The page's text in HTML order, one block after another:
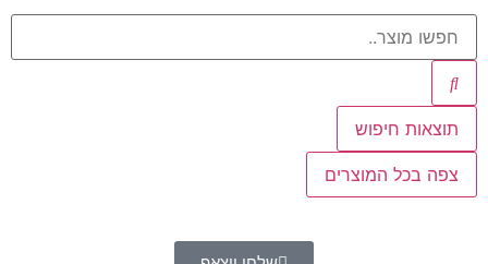
תוצאות חיפוש
צפה בכל המוצרים